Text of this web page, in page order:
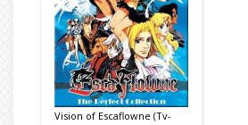
Vision of Escaflowne (Tv-